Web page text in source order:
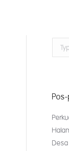
Search: